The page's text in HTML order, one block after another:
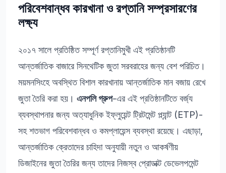
পরিবেশবান্ধব কারখানা ও রপ্তানি সম্প্রসারণের
লক্ষ্য
২০১৭ সালে প্রতিষ্ঠিত সম্পূর্ণ রপ্তানিমুখী এই প্রতিষ্ঠানটি
আন্তর্জাতিক বাজারে সিনথেটিক জুতা সরবরাহের জন্য বেশ পরিচিত।
ময়মনসিংহে অবস্থিত বিশাল কারখানায় আন্তর্জাতিক মান বজায় রেখে
জুতা তৈরি করা হয়। এনপলি গ্রুপ-এর এই প্রতিষ্ঠানটিতে বর্জ্য
ব্যবস্থাপনার জন্য অত্যাধুনিক ইফ্লুয়েন্ট ট্রিটমেন্ট প্ল্যান্ট (ETP)-
সহ শতভাগ পরিবেশবান্ধব ও কমপ্লায়েন্স ব্যবস্থা রয়েছে। এছাড়া,
আন্তর্জাতিক ক্রেতাদের চাহিদা অনুযায়ী নতুন ও আকর্ষণীয়
ডিজাইনের জুতা তৈরির জন্য তাদের নিজস্ব প্রোডাক্ট ডেভেলপমেন্ট